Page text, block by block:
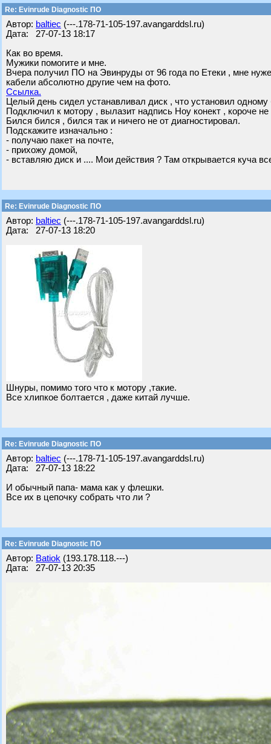
Re: Evinrude Diagnostic ПО
Автор: baltiec (---.178-71-105-197.avangarddsl.ru)
Дата: 27-07-13 18:17
Как во время.
Мужики помогите и мне.
Вчера получил ПО на Эвинруды от 96 года по Етеки , мне
кабели абсолютно другие чем на фото.
Ссылка.
Целый день сидел устанавливал диск , что установил одному
Подключил к мотору , вылазит надпись Ноу конект , короче
Бился бился , бился так и ничего не от диагностировал.
Подскажите изначально :
- получаю пакет на почте,
- прихожу домой,
- вставляю диск и .... Мои действия ? Там открывается куча
Re: Evinrude Diagnostic ПО
Автор: baltiec (---.178-71-105-197.avangarddsl.ru)
Дата: 27-07-13 18:20
Шнуры, помимо того что к мотору ,такие.
Все хлипкое болтается , даже китай лучше.
Re: Evinrude Diagnostic ПО
Автор: baltiec (---.178-71-105-197.avangarddsl.ru)
Дата: 27-07-13 18:22
И обычный папа- мама как у флешки.
Все их в цепочку собрать что ли ?
Re: Evinrude Diagnostic ПО
Автор: Batiok (193.178.118.---)
Дата: 27-07-13 20:35